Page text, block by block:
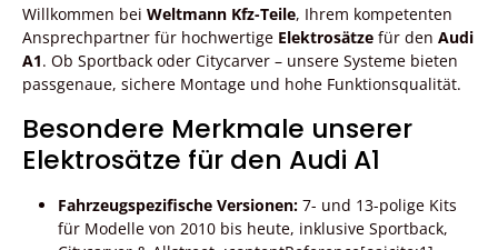
Willkommen bei Weltmann Kfz-Teile, Ihrem kompetenten
Ansprechpartner für hochwertige Elektrosätze für den Audi
A1. Ob Sportback oder Citycarver – unsere Systeme bieten
passgenaue, sichere Montage und hohe Funktionsqualität.
Besondere Merkmale unserer
Elektrosätze für den Audi A1
Fahrzeugspezifische Versionen: 7- und 13-polige Kits
für Modelle von 2010 bis heute, inklusive Sportback,